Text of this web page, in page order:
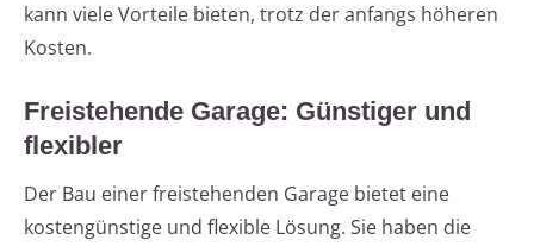
kann viele Vorteile bieten, trotz der anfangs höheren
Kosten.
Freistehende Garage: Günstiger und
flexibler
Der Bau einer freistehenden Garage bietet eine
kostengünstige und flexible Lösung. Sie haben die